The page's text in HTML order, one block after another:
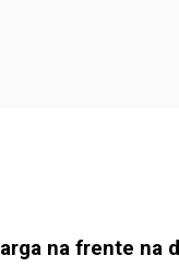
na frente na